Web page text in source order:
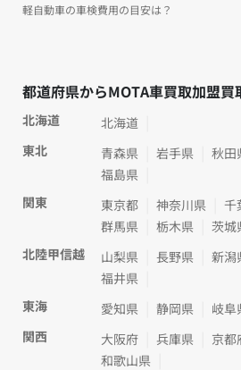
軽自動車の車検費用の目安は？
都道府県からMOTA車買取加盟買
北海道
北海道
東北
青森県 岩手県 秋田
福島県
関東
東京都 神奈川県 千
群馬県
栃木県
茨城
北陸甲信越
山梨県 長野県 新潟
福井県
東海
愛知県 静岡県 岐阜
関西
大阪府 兵庫県 京都
和歌山県